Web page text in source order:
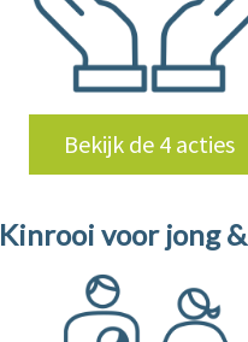
Bekijk de 4 acties
Kinrooi voor jong